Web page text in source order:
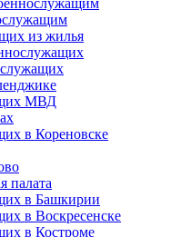
из жилья
МВД
в Кореновске
палата
в Башкирии
в Воскресенске
в Костроме